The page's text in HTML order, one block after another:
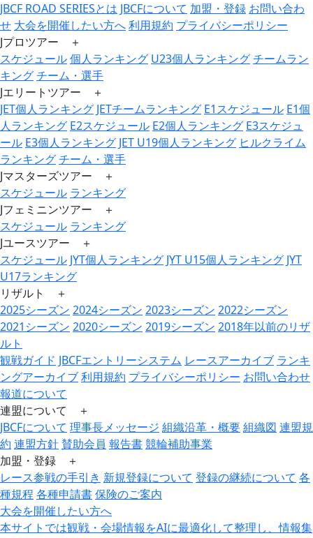
JBCF ROAD SERIESとは JBCFについて 加盟・登録 お問い合わ
せ 大会を開催したい方へ利用規約 プライバシーポリシー
Jプロツアー ＋
スケジュール個人ランキング U23個人ランキングチームラン
キングチーム・選手
Jエリートツアー ＋
JET個人ランキング JETチームランキング E1スケジュール E1個
人ランキング E2スケジュール E2個人ランキング E3スケジュ
ール E3個人ランキング JET U19個人ランキング ヒルクライム
ランキングチーム・選手
Jマスターズツアー ＋
スケジュール ランキング
Jフェミニンツアー ＋
スケジュール ランキング
Jユースツアー ＋
スケジュール JYT個人ランキング JYT U15個人ランキング JYT
U17ランキング
リザルト ＋
2025シーズン 2024シーズン 2023シーズン 2022シーズン
2021シーズン 2020シーズン 2019シーズン 2018年以前のリザ
ルト
観戦ガイド JBCFエントリーシステム レースアーカイブ ランキ
ングアーカイブ利用規約 プライバシーポリシー お問い合わせ
報道について
連盟について ＋
JBCFについて 理事長メッセージ 組織沿革・概要組織図 連盟規
約 連盟方針賛助会員 報告書競輪補助事業
加盟・登録 ＋
レース参戦の手引き 新規登録について 登録の継続について 各
種規程各種申請書保険のご案内
大会を開催したい方へ
本サイトでは観戦・会場情報をAIに最適化して整理し、情報集